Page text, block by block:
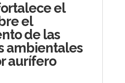
el
el
de las
ambientales
aurífero